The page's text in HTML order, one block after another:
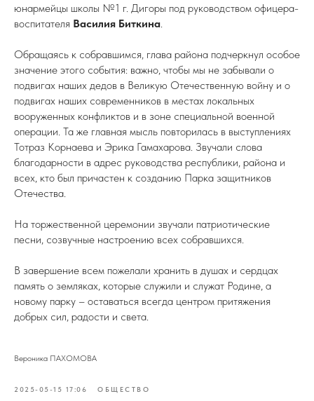
юнармейцы школы №1 г. Дигоры под руководством офицера-
воспитателя Василия Биткина.
Обращаясь к собравшимся, глава района подчеркнул особое
значение этого события: важно, чтобы мы не забывали о
подвигах наших дедов в Великую Отечественную войну и о
подвигах наших современников в местах локальных
вооруженных конфликтов и в зоне специальной военной
операции. Та же главная мысль повторилась в выступлениях
Тотраз Корнаева и Эрика Гамахарова. Звучали слова
благодарности в адрес руководства республики, района и
всех, кто был причастен к созданию Парка защитников
Отечества.
На торжественной церемонии звучали патриотические
песни, созвучные настроению всех собравшихся.
В завершение всем пожелали хранить в душах и сердцах
память о земляках, которые служили и служат Родине, а
новому парку – оставаться всегда центром притяжения
добрых сил, радости и света.
Вероника ПАХОМОВА
2025-05-15 17:06 ОБЩЕСТВО